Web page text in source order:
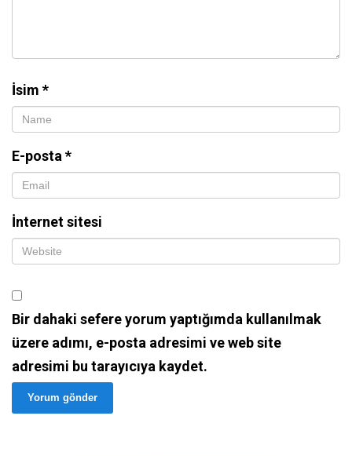
İsim *
E-posta*
İnternet sitesi
Bir dahaki sefere yorum yaptığımda kullanılmak
üzere adımı, e-posta adresimi ve web site
adresimi bu tarayıcıya kaydet.